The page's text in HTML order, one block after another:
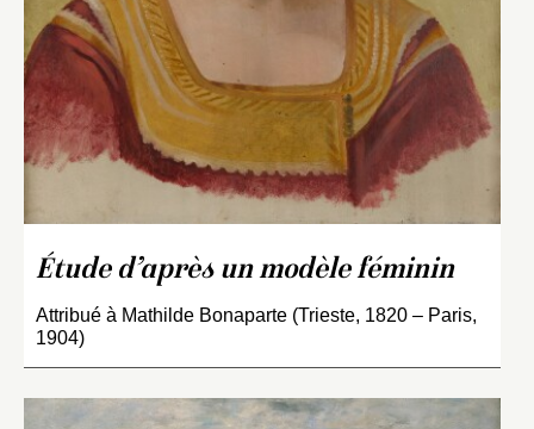
Étude d’après un modèle féminin
Attribué à Mathilde Bonaparte (Trieste, 1820 – Paris,
1904)